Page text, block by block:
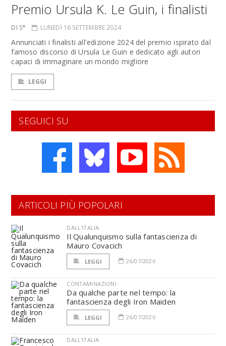
Premio Ursula K. Le Guin, i finalisti
DI S* LUNEDÌ 16 SETTEMBRE 2024
Annunciati i finalisti all'edizione 2024 del premio ispirato dal
famoso discorso di Ursula Le Guin e dedicato agli autori
capaci di immaginare un mondo migliore
LEGGI
SEGUICI SU
ARTICOLI PIÙ POPOLARI
DALL'ITALIA
Il Qualunquismo sulla fantascienza di
Mauro Covacich
LEGGI 26/07/2026
CONTAMINAZIONI
Da qualche parte nel tempo: la
fantascienza degli Iron Maiden
LEGGI 26/07/2026
DALL'ITALIA